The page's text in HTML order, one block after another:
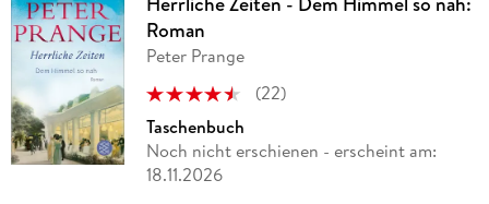
Roman
Peter Prange
(22)
Taschenbuch
Noch nicht erschienen - erscheint am:
18.11.2026